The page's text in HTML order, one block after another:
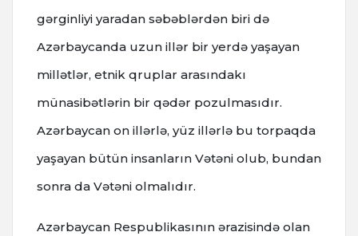
gərginliyi yaradan səbəblərdən biri də
Azərbaycanda uzun illər bir yerdə yaşayan
millətlər, etnik qruplar arasındakı
münasibətlərin bir qədər pozulmasıdır.
Azərbaycan on illərlə, yüz illərlə bu torpaqda
yaşayan bütün insanların Vətəni olub, bundan
sonra da Vətəni olmalıdır.
Azərbaycan Respublikasının ərazisində olan